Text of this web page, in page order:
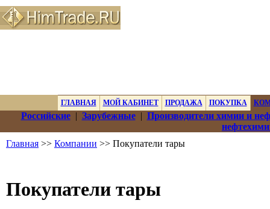
ГЛАВНАЯ МОЙ КАБИНЕТ ПРОДАЖА ПОКУПКА
Российские| Зарубежные| Производители химии и
Главная >> Компании >> Покупатели тары
Покупатели тары